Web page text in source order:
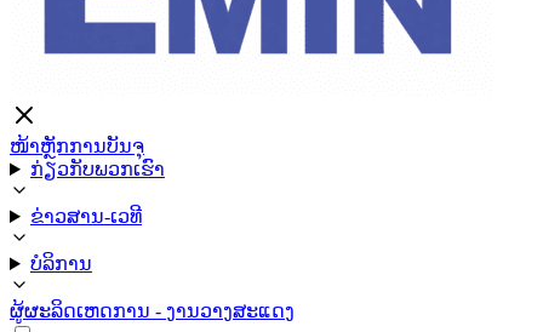
ໜ້າຫຼັກການບັນຈຸ
ກ່ຽວກັບພວກເຮົາ
ຂ່າວສານ-ເວທີ
ບໍລິການ
ຜູ້ຜະລິດເຫດການ - ງານວາງສະແດງ